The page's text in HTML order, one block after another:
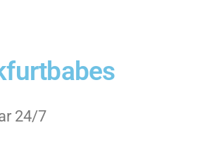
24/7